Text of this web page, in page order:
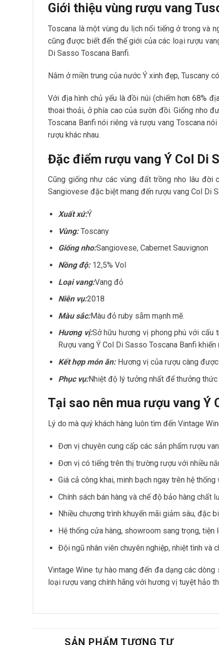
Giới thiệu vùng rượu vang
Toscana là một vùng du lịch nổi tiếng ở trong và
cũng được biết đến thế giới của các loại rượu
Di Sasso Toscana Banfi.
Nằm ở miền trung của nước Ý xinh đẹp, Tuscany
Với địa hình chủ yếu là đồi núi (chiếm hơn 68%
thoai thoải, ở phía cao của sườn đồi. Giống nho
Toscana Banfi nói riêng và rượu vang Toscana
rượu khác nhau.
Đặc điểm rượu vang Ý Col Di
Cũng giống như các vùng đất trồng nho lâu đời
Sangiovese đặc biệt mang đến rượu vang Col Di
Xuất xứ:Ý
Vùng:Toscany
Giống nho:Sangiovese, Cabernet Sauvignon
Nồng độ: 12,5% Vol
Loại vang:Vang đỏ
Niên vụ:2018
Màu sắc:Màu đỏ ruby sẫm mạnh mẽ.
Hương vị:Sở hữu hương vị phong phú với cấu
Rượu vang Ý Col Di Sasso Toscana Banfi
Kết hợp món ăn: Hương vị của rượu càng
Phục vụ:Nhiệt độ lý tưởng nhất để thưởng
Tại sao nên mua rượu vang Ý
Lý do mà quý khách hàng luôn tìm đến Vintage
Đơn vị chuyên cung cấp các sản phẩm rượu
Đơn vị có tiếng trên thị trường rượu với nhiều
Giá cả công khai, minh bạch ngay trên hệ
Chính sách bán hàng và chế độ bảo hàng chất
Nhiều chương trình khuyến mãi giảm sâu, đặc
Hệ thống cửa hàng, showroom sang trọng, tiện
Đội ngũ nhân viên chuyên nghiệp, nhiệt tình và
Vintage Wine tự hào mang đến đa dạng các dòng
loại rượu vang chính hãng với hương vị tuyệt hảo
SẢN PHẨM TƯƠNG TỰ